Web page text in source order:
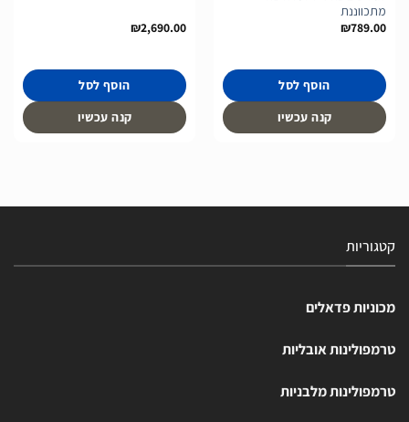
מתכווננת
₪789.00
הוסף לסל
קנה עכשיו
₪2,690.00
הוסף לסל
קנה עכשיו
קטגוריות
מכוניות פדאלים
טרמפולינות אובליות
טרמפולינות מלבניות